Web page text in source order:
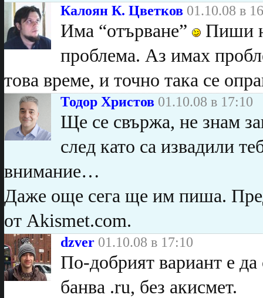
Калоян К. Цветков 01.10.08 в
Има “отърване”
Пиши
проблема. Аз имах
това време, и точно така се
Тодор Христов 01.10.08 в 17:10
Ще се свържа, не знам
след като са извадили
внимание…
Даже още сега ще им пиша.
от Akismet.com.
dzver 01.10.08 в 17:10
По-добрият вариант е
банва .ru, без акисмет.